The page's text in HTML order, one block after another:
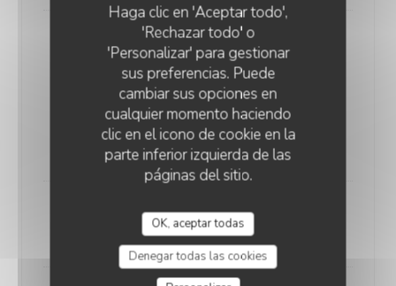
Haga clic en 'Aceptar todo',
'Rechazar todo' o
'Personalizar' para gestionar
sus preferencias. Puede
cambiar sus opciones en
cualquier momento haciendo
clic en el icono de cookie en la
parte inferior izquierda de las
páginas del sitio.
OK, aceptar todas
Denegar todas las cookies
Crème brulée vanille
8,90 EUR
Assiette de 3 fromages
8,90 EUR